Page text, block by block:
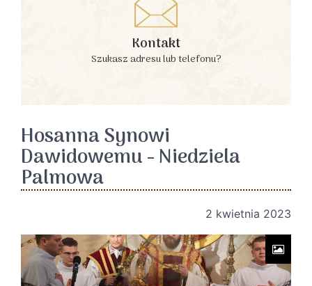
Kontakt
Szukasz adresu lub telefonu?
Hosanna Synowi
Dawidowemu - Niedziela
Palmowa
2 kwietnia 2023